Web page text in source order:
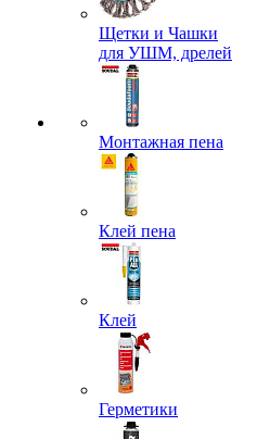
Щетки и Чашки
для УШМ, дрелей
Монтажная пена
Клей пена
Клей
Герметики